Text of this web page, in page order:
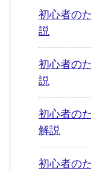
初心者の
説
初心者の
説
初心者の
解説
初心者の